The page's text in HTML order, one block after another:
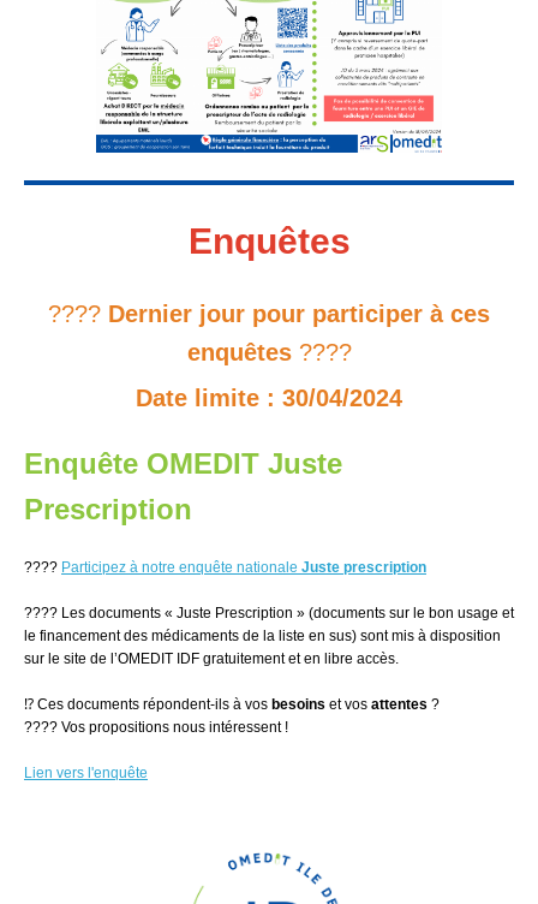
Enquêtes
???? Dernier jour pour participer à ces
enquêtes ????
Date limite : 30/04/2024
Enquête OMEDIT Juste
Prescription
???? Participez à notre enquête nationale Juste prescription
???? Les documents « Juste Prescription » (documents sur le bon usage et
le financement des médicaments de la liste en sus) sont mis à disposition
sur le site de l’OMEDIT IDF gratuitement et en libre accès.
⁉ Ces documents répondent-ils à vos besoins et vos attentes ?
???? Vos propositions nous intéressent !
Lien vers l'enquête